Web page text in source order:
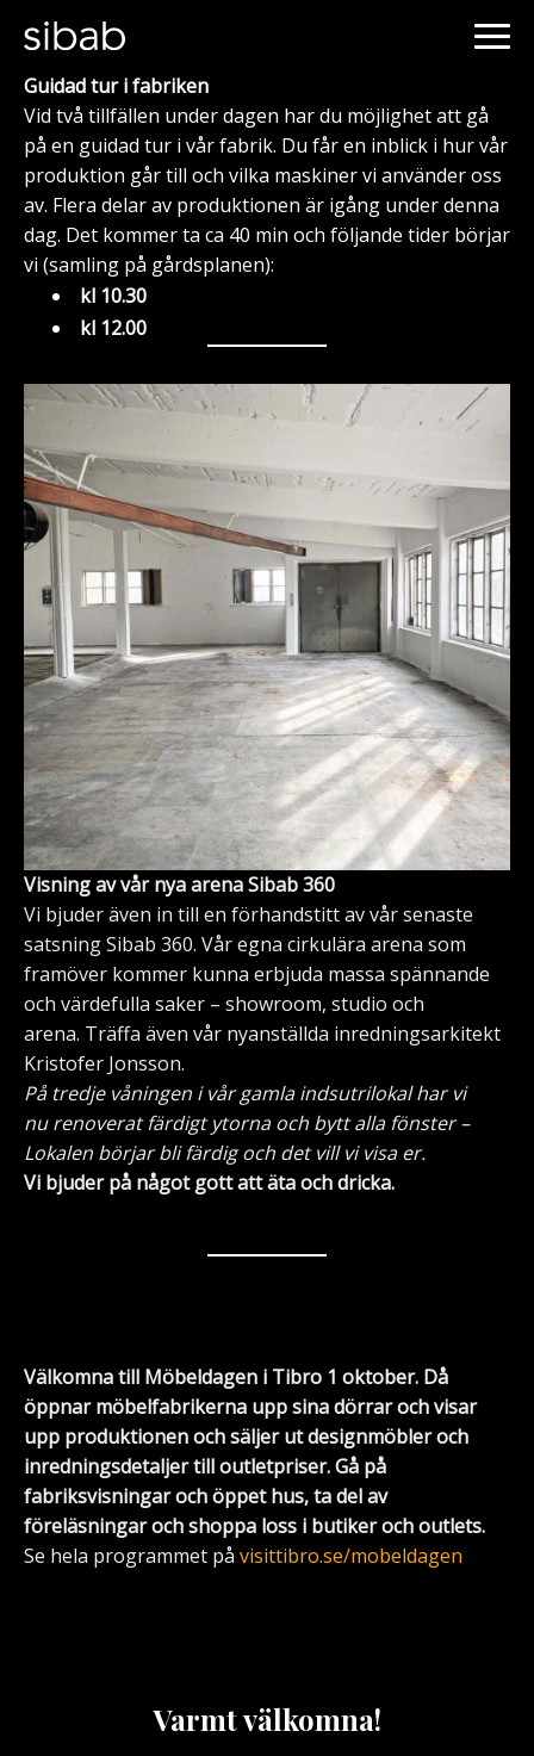
Guidad tur i fabriken
Vid två tillfällen under dagen har du möjlighet att gå
på en guidad tur i vår fabrik. Du får en inblick i hur vår
produktion går till och vilka maskiner vi använder oss
av. Flera delar av produktionen är igång under denna
dag. Det kommer ta ca 40 min och följande tider börjar
vi (samling på gårdsplanen):
kl 10.30
kl 12.00
Visning av vår nya arena Sibab 360
Vi bjuder även in till en förhandstitt av vår senaste
satsning Sibab 360. Vår egna cirkulära arena som
framöver kommer kunna erbjuda massa spännande
och värdefulla saker – showroom, studio och
arena. Träffa även vår nyanställda inredningsarkitekt
Kristofer Jonsson.
På tredje våningen i vår gamla indsutrilokal har vi
nu renoverat färdigt ytorna och bytt alla fönster –
Lokalen börjar bli färdig och det vill vi visa er.
Vi bjuder på något gott att äta och dricka.
Välkomna till Möbeldagen i Tibro 1 oktober. Då
öppnar möbelfabrikerna upp sina dörrar och visar
upp produktionen och säljer ut designmöbler och
inredningsdetaljer till outletpriser. Gå på
fabriksvisningar och öppet hus, ta del av
föreläsningar och shoppa loss i butiker och outlets.
Se hela programmet på visittibro.se/mobeldagen
Varmt välkomna!